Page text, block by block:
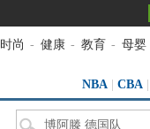
时尚 - 健康 - 教育 - 母婴
NBA CBA